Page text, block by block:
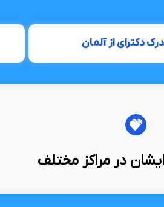
دکترای از آلمان
در مراکز مختلف